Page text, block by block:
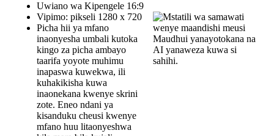
Uwiano wa Kipengele 16:9
Vipimo: pikseli 1280 x 720
Picha hii ya mfano
inaonyesha umbali kutoka
kingo za picha ambayo
taarifa yoyote muhimu
inapaswa kuwekwa, ili
kuhakikisha kuwa
inaonekana kwenye skrini
zote. Eneo ndani ya
kisanduku cheusi kwenye
mfano huu litaonyeshwa